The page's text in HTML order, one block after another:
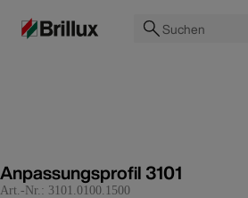
Suchen
Anpassungsprofil 3101
Art.-Nr.: 3101.0100.1500